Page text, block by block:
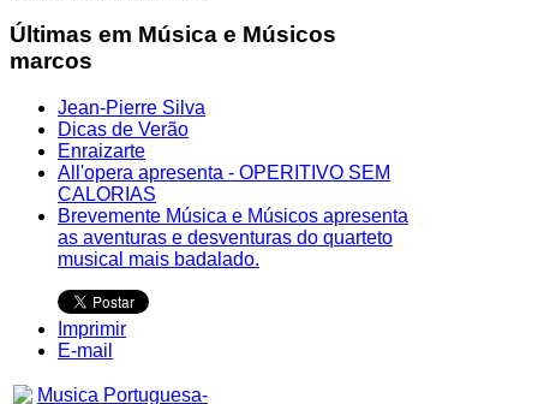
Últimas em Música e Músicos
marcos
Jean-Pierre Silva
Dicas de Verão
Enraizarte
All'opera apresenta - OPERITIVO SEM
CALORIAS
Brevemente Música e Músicos apresenta
as aventuras e desventuras do quarteto
musical mais badalado.
Imprimir
E-mail